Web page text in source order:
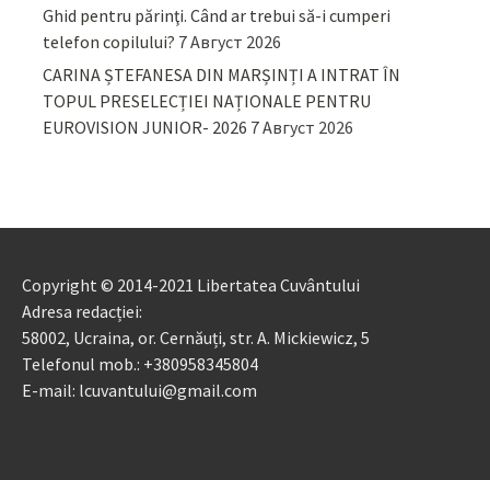
Ghid pentru părinţi. Când ar trebui să-i cumperi
telefon copilului? 7 Август 2026
CARINA ȘTEFANESA DIN MARȘINȚI A INTRAT ÎN
TOPUL PRESELECȚIEI NAȚIONALE PENTRU
EUROVISION JUNIOR- 2026 7 Август 2026
Copyright © 2014-2021 Libertatea Cuvântului
Adresa redacției:
58002, Ucraina, or. Cernăuți, str. A. Mickiewicz, 5
Telefonul mob.: +380958345804
E-mail: lcuvantului@gmail.com